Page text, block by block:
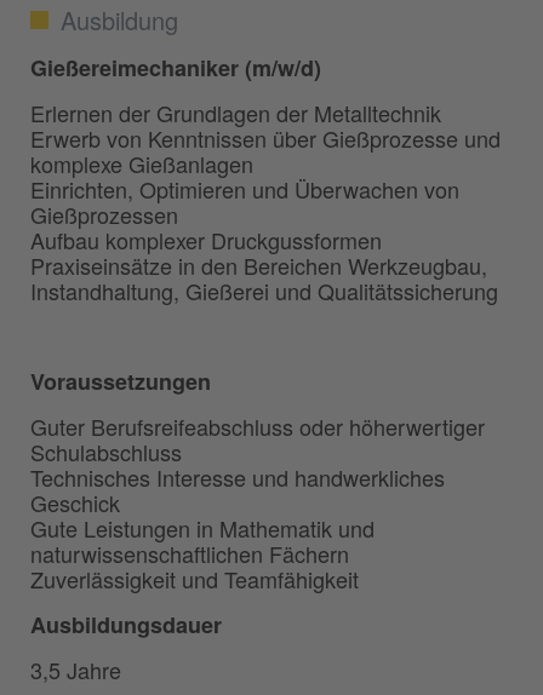
Ausbildung
Gießereimechaniker (m/w/d)
Erlernen der Grundlagen der Metalltechnik
Erwerb von Kenntnissen über Gießprozesse und
komplexe Gießanlagen
Einrichten, Optimieren und Überwachen von
Gießprozessen
Aufbau komplexer Druckgussformen
Praxiseinsätze in den Bereichen Werkzeugbau,
Instandhaltung, Gießerei und Qualitätssicherung
Voraussetzungen
Guter Berufsreifeabschluss oder höherwertiger
Schulabschluss
Technisches Interesse und handwerkliches
Geschick
Gute Leistungen in Mathematik und
naturwissenschaftlichen Fächern
Zuverlässigkeit und Teamfähigkeit
Ausbildungsdauer
3,5 Jahre